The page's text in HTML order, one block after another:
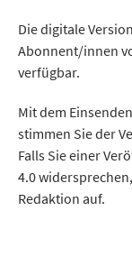
Die digitale
Abonnent/innen
verfügbar.
Mit dem
stimmen Sie der
Falls Sie einer
4.0
Redaktion auf.